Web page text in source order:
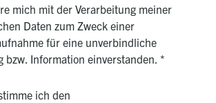
mich mit der Verarbeitung meiner
Daten zum Zweck einer
für eine unverbindliche
bzw. Information einverstanden. *
ich den